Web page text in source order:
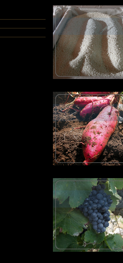
いただきます。
◆２０２６年
〇３月１７日
せて頂きます
◆２０２６年
〇１月２０日
◆２０２６年
す。
■２０２５年
○日時：１２
造 〇場所：
樽酒 その他
■２０２５年
売会のお知ら
○日時：１１
造 〇場所：当
て その他
◆２０２５年